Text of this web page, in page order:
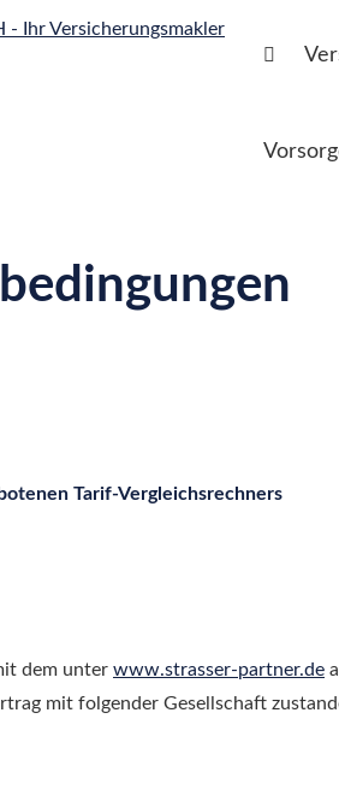
Tarif-Vergleichsrechners
dem unter www.strasser-partner.de
mit folgender Gesellschaft